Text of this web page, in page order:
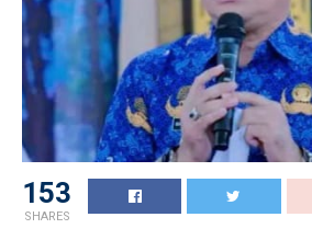
153
SHARES